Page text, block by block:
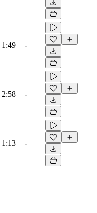
1:49 -
2:58 -
1:13 -